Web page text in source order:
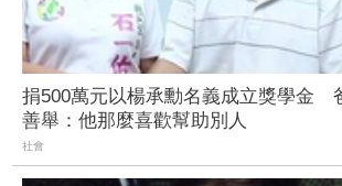
捐500萬元以楊承勳名義成立獎學金
善舉：他那麼喜歡幫助別人
社會